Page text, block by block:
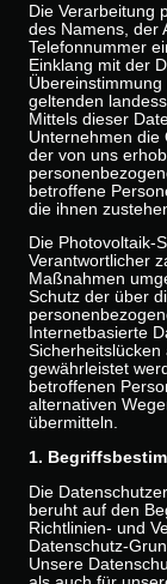
Die Verarbeitung
des Namens, der
Telefonnummer
Einklang mit der
geltenden
Mittels dieser
Unternehmen die
der von uns
betroffene
die ihnen
Die Photovoltaik-
Verantwortlicher
Maßnahmen
Schutz der über
Internetbasierte
gewährleistet
betroffenen
alternativen
übermitteln.
1.
Die
beruht auf den
Richtlinien- und
Datenschutz-
Unsere